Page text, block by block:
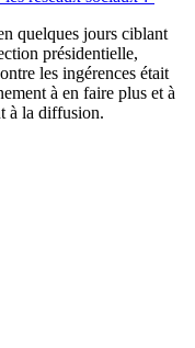
quelques jours ciblant
présidentielle,
les ingérences était
à en faire plus et à
à la diffusion.